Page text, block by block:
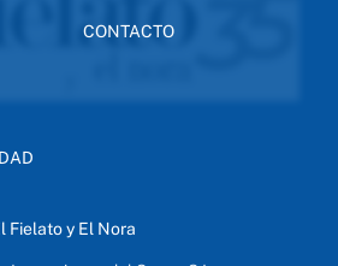
CONTACTO
Fielato y El Nora